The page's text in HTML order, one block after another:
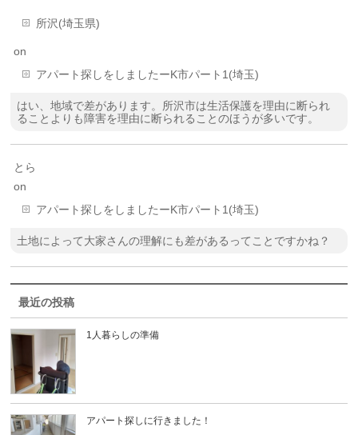
所沢(埼玉県)
on
アパート探しをしましたーK市パート1(埼玉)
はい、地域で差があります。所沢市は生活保護を理由に断られ
ることよりも障害を理由に断られることのほうが多いです。
とら
on
アパート探しをしましたーK市パート1(埼玉)
土地によって大家さんの理解にも差があるってことですかね？
最近の投稿
1人暮らしの準備
アパート探しに行きました！